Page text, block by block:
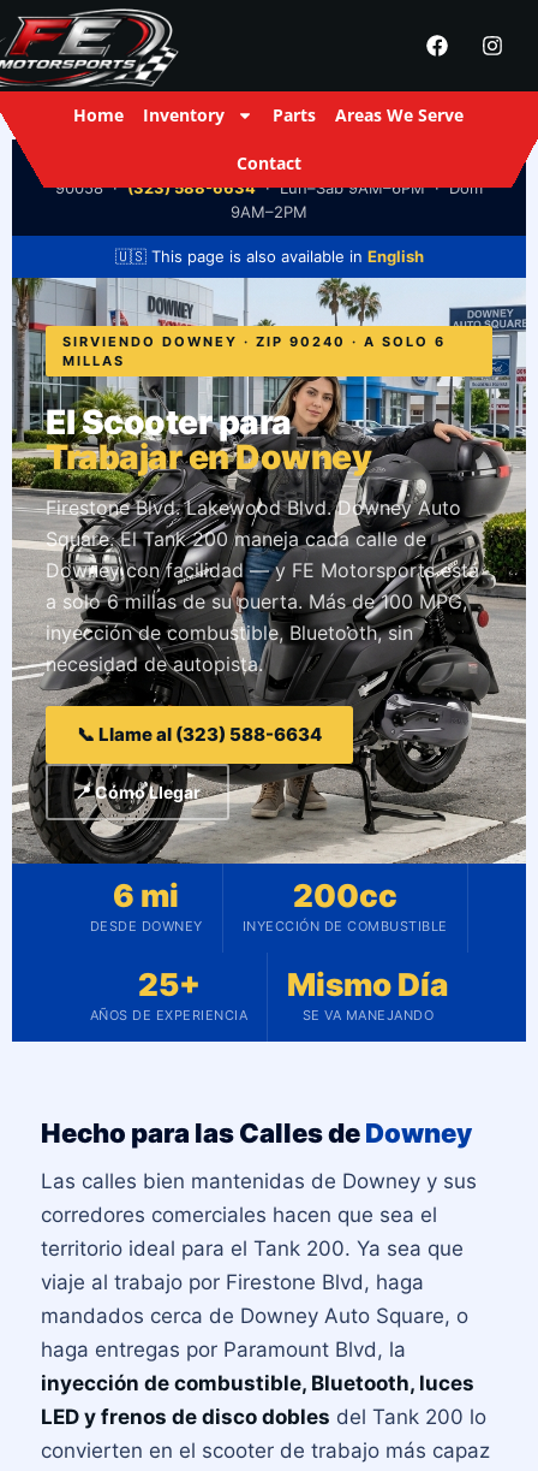
Home Inventory Parts Areas We Serve
Contact
· 2916 S Santa Fe Ave, Los Ángeles, CA
90058 ·(323) 588-6634· Lun–Sáb 9AM–6PM · Dom
9AM–2PM
🇺🇸 This page is also available in English
SIRVIENDO DOWNEY · ZIP 90240 · A SOLO 6
MILLAS
El Scooter para
Trabajar en Downey
Firestone Blvd. Lakewood Blvd. Downey Auto
Square. El Tank 200 maneja cada calle de
Downey con facilidad — y FE Motorsports está
a solo 6 millas de su puerta. Más de 100 MPG,
inyección de combustible, Bluetooth, sin
necesidad de autopista.
📞 Llame al (323) 588-6634
📍 Cómo Llegar
6 mi
DESDE DOWNEY
200cc
INYECCIÓN DE COMBUSTIBLE
25+
AÑOS DE EXPERIENCIA
Mismo Día
SE VA MANEJANDO
Hecho para las Calles deDowney
Las calles bien mantenidas de Downey y sus
corredores comerciales hacen que sea el
territorio ideal para el Tank 200. Ya sea que
viaje al trabajo por Firestone Blvd, haga
mandados cerca de Downey Auto Square, o
haga entregas por Paramount Blvd, la
inyección de combustible, Bluetooth, luces
LED y frenos de disco dobles del Tank 200 lo
convierten en el scooter de trabajo más capaz